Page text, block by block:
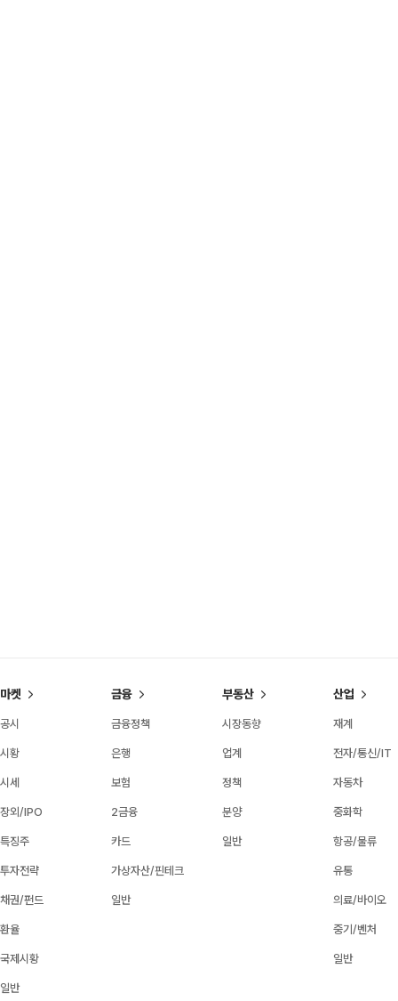
마켓
공시
시황
시세
장외/IPO
특징주
투자전략
채권/펀드
환율
국제시황
일반
금융
금융정책
은행
보험
2금융
카드
가상자산/핀테크
일반
부동산
시장동향
업계
정책
분양
일반
산업
재계
전자/통신/IT
자동차
중화학
항공/물류
유통
의료/바이오
중기/벤처
일반